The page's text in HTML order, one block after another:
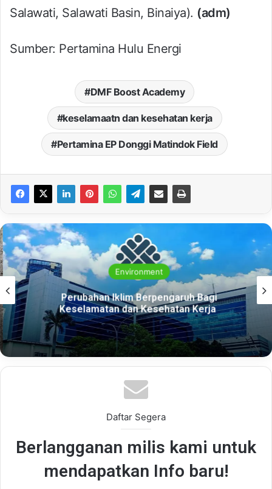
Salawati, Salawati Basin, Binaiya). (adm)
Sumber: Pertamina Hulu Energi
DMF Boost Academy
keselamaatn dan kesehatan kerja
Pertamina EP Donggi Matindok Field
Environment
Perubahan Iklim Berpengaruh Bagi
Keselamatan dan Kesehatan Kerja
Daftar Segera
Berlangganan milis kami untuk
mendapatkan Info baru!